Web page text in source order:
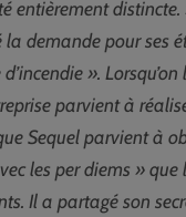
entièrement
la demande pour ses
».
parvient à
Sequel parvient à
les per diems »
Il a partagé son